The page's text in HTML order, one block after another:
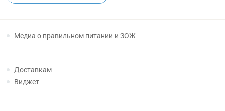
Медиа о правильном питании и ЗОЖ
Доставкам
Виджет